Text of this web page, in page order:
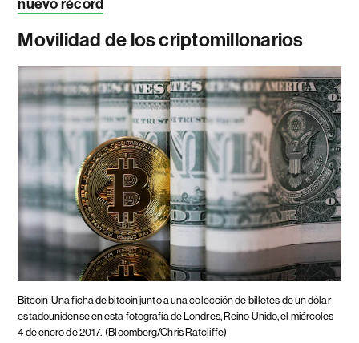
nuevo récord
Movilidad de los criptomillonarios
Bitcoin Una ficha de bitcoin junto a una colección de billetes de un dólar
estadounidense en esta fotografía de Londres, Reino Unido, el miércoles
4 de enero de 2017. (Bloomberg/Chris Ratcliffe)